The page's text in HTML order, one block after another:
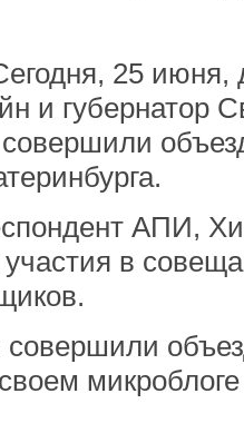
25 июня,
и губернатор
АПИ,
в